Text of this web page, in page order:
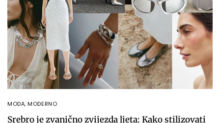
MODA,MODERNO
Srebro je zvanično zvijezda ljeta: Kako stilizovati